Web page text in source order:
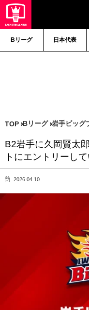
Bリーグ 日本代表
TOP Bリーグ 岩手ビッグ
B2岩手に久岡賢太
トにエントリーし
2026.04.10